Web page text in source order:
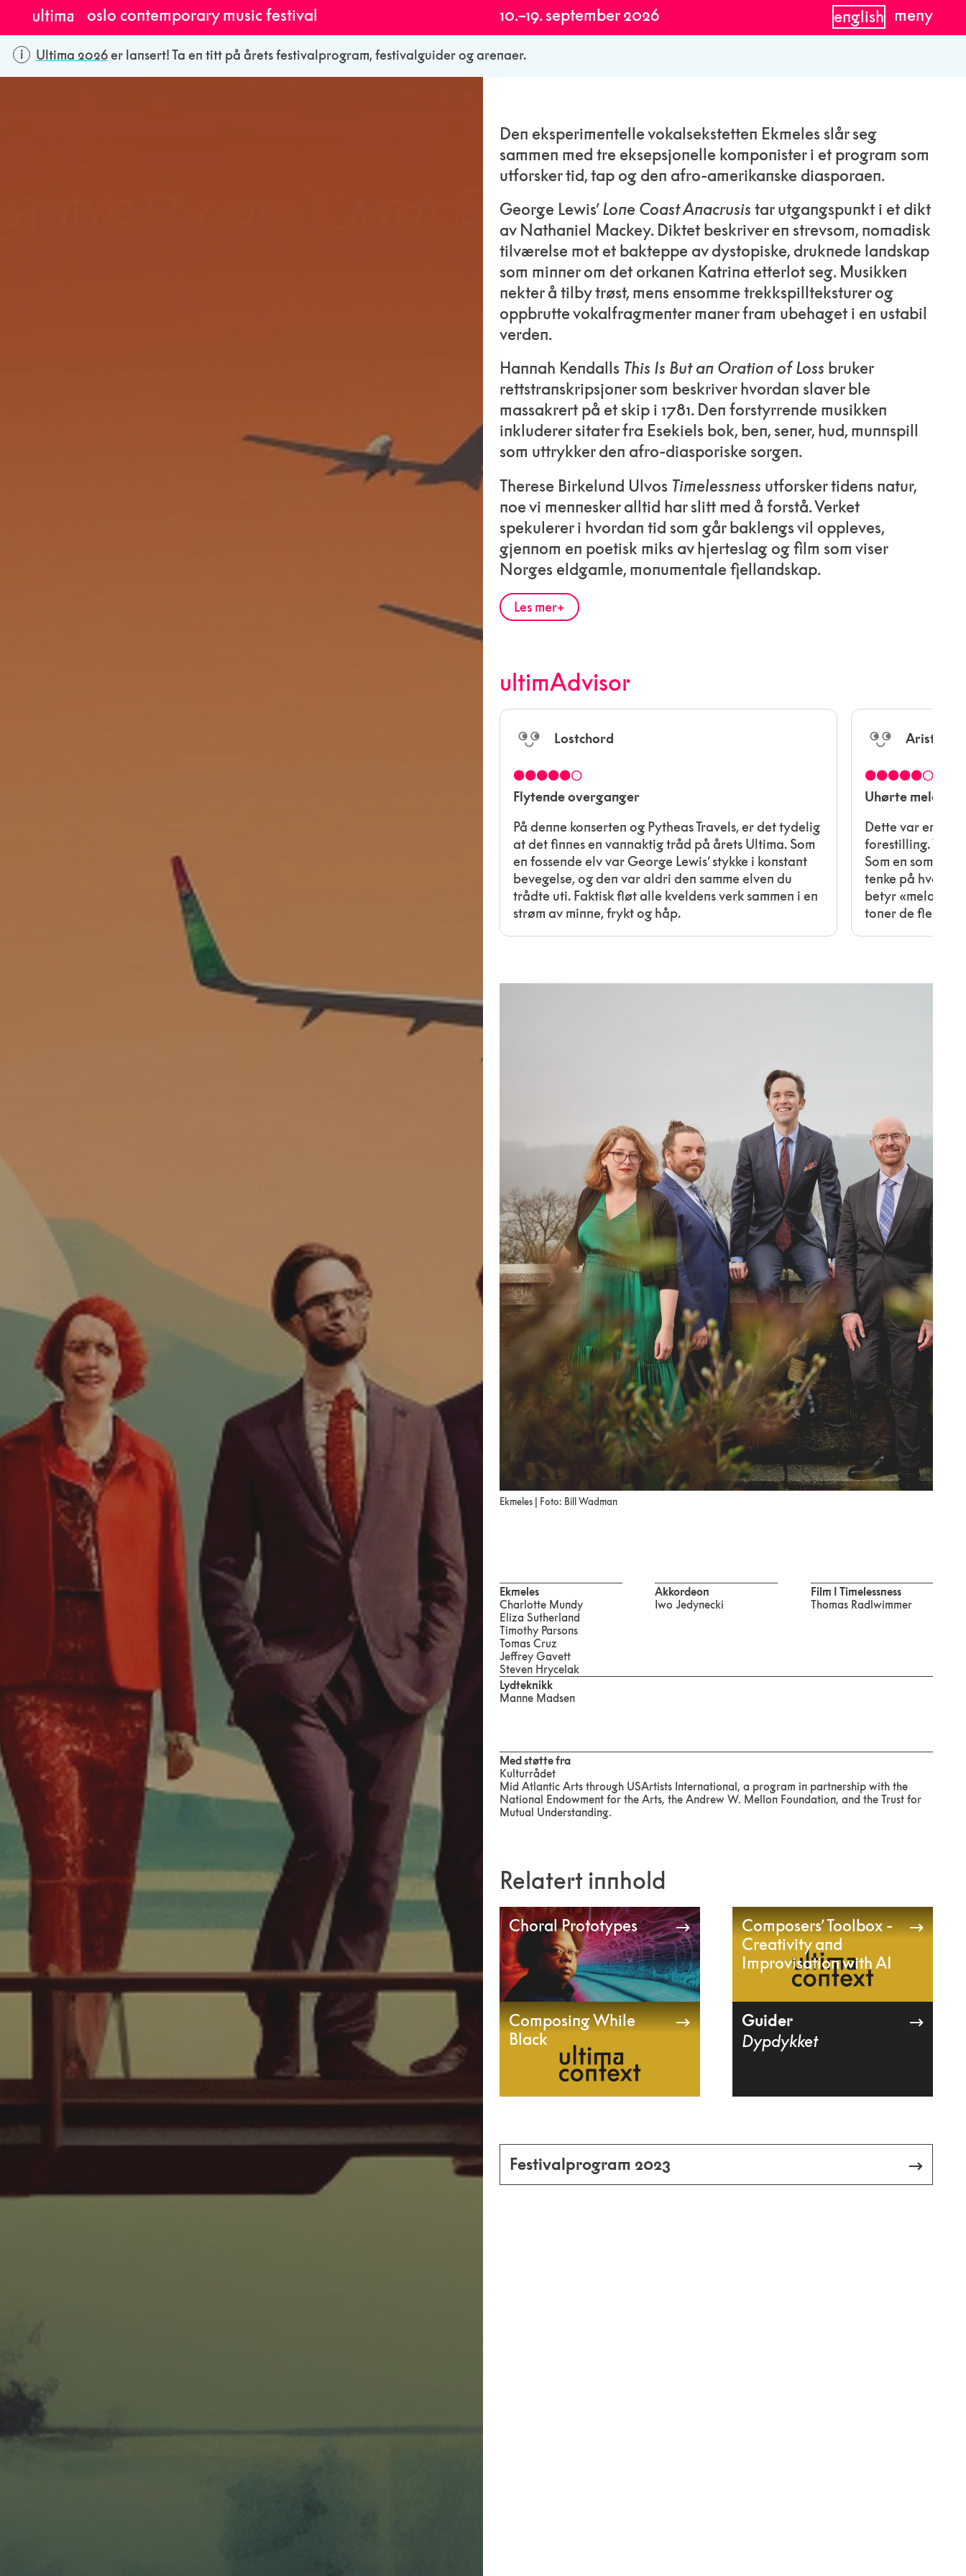
Ultima 2026er lansert! Ta en titt på årets festivalprogram, festivalguider og arenaer.
oslo contemporary music festival 10.–19. september 2026 english meny
Den eksperimentelle vokalsekstetten Ekmeles slår seg
sammen med tre eksepsjonelle komponister i et program som
utforsker tid, tap og den afro-amerikanske diasporaen.
George Lewis’Lone Coast Anacrusis tar utgangspunkt i et dikt
av Nathaniel Mackey. Diktet beskriver en strevsom, nomadisk
tilværelse mot et bakteppe av dystopiske, druknede landskap
som minner om det orkanen Katrina etterlot seg. Musikken
nekter å tilby trøst, mens ensomme trekkspillteksturer og
oppbrutte vokalfragmenter maner fram ubehaget i en ustabil
verden.
Hannah Kendalls This Is But an Oration of Loss bruker
rettstranskripsjoner som beskriver hvordan slaver ble
massakrert på et skip i 1781. Den forstyrrende musikken
inkluderer sitater fra Esekiels bok, ben, sener, hud, munnspill
som uttrykker den afro-diasporiske sorgen.
Therese Birkelund Ulvos Timelessness utforsker tidens natur,
noe vi mennesker alltid har slitt med å forstå. Verket
spekulerer i hvordan tid som går baklengs vil oppleves,
gjennom en poetisk miks av hjerteslag og film som viser
Norges eldgamle, monumentale fjellandskap.
Les mer
ultimAdvisor
Lostchord
●●●●●○
Flytende overganger
På denne konserten og Pytheas Travels, er det tydelig
at det finnes en vannaktig tråd på årets Ultima. Som
en fossende elv var George Lewis’ stykke i konstant
bevegelse, og den var aldri den samme elven du
trådte uti. Faktisk fløt alle kveldens verk sammen i en
strøm av minne, frykt og håp.
●●●●●○
Uhørte melodier
Dette var en
forestilling.
Som en som kan
tenke på hvor
betyr «melodi
toner de fleste
Ekmeles | Foto: Bill Wadman
Ekmeles
Charlotte Mundy
Eliza Sutherland
Timothy Parsons
Tomas Cruz
Jeffrey Gavett
Steven Hrycelak
Akkordeon
Iwo Jedynecki
Film I Timelessness
Thomas Radlwimmer
Lydteknikk
Manne Madsen
Med støtte fra
Kulturrådet
Mid Atlantic Arts through USArtists International, a program in partnership with the
National Endowment for the Arts, the Andrew W. Mellon Foundation, and the Trust for
Mutual Understanding.
Relatert innhold
Choral Prototypes
Composers’ Toolbox -
Creativity and
Improvisation with AI
Composing While
Black
Guider
Dypdykket
Festivalprogram 2023